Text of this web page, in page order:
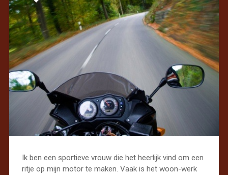
Ik ben een sportieve vrouw die het heerlijk vind om een
ritje op mijn motor te maken. Vaak is het woon-werk